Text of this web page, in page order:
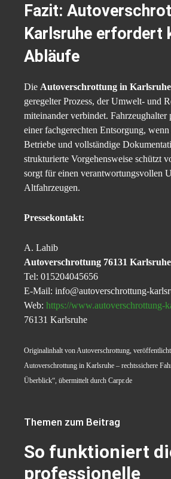
Fazit:
Karlsruhe erfordert
Abläufe
Die Autoverschrottung in Karlsruhe
geregelter Prozess, der Umwelt- und
miteinander verbindet. Fahrzeughalter
einer fachgerechten Entsorgung,
Betriebe und vollständige
strukturierte Vorgehensweise schützt
sorgt für einen verantwortungsvollen
Altfahrzeugen.
Pressekontakt:
A. Lahib
Autoverschrottung 76131 Karlsruhe
Tel: 015204045656
E-Mail: info@autoverschrottung-
Web: https://www.autoverschrottung-
76131 Karlsruhe
Originalinhalt von Autoverschrottung,
Autoverschrottung in Karlsruhe – rechtssichere
Überblick“, übermittelt durch Carpr.de
Themen zum Beitrag
So funktioniert
professionelle